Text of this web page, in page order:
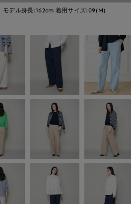
モデル身長:162cm 着用サイズ:09(M)